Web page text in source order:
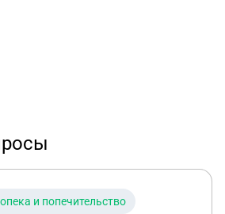
и попечительство